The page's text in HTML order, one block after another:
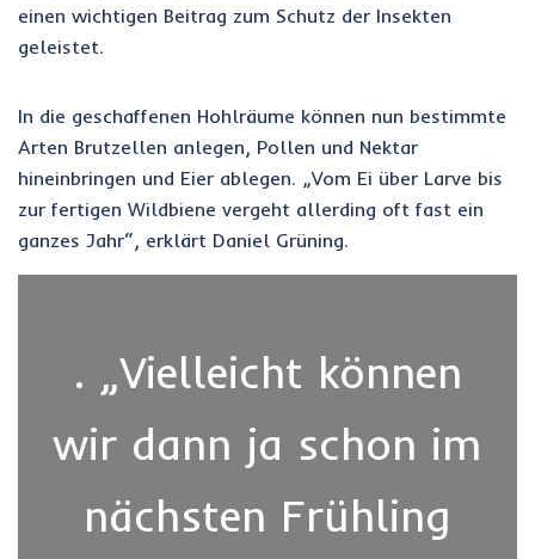
einen wichtigen Beitrag zum Schutz der Insekten
geleistet.
In die geschaffenen Hohlräume können nun bestimmte
Arten Brutzellen anlegen, Pollen und Nektar
hineinbringen und Eier ablegen. „Vom Ei über Larve bis
zur fertigen Wildbiene vergeht allerding oft fast ein
ganzes Jahr“, erklärt Daniel Grüning.
. „Vielleicht können
wir dann ja schon im
nächsten Frühling